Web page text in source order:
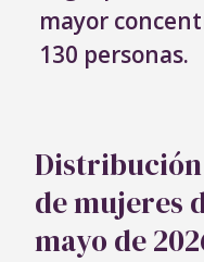
mayor
130 personas.
de mujeres
mayo de